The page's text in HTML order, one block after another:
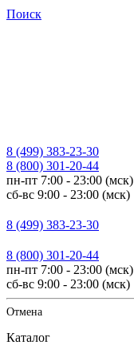
Поиск
8 (499) 383-23-30
8 (800) 301-20-44
пн-пт 7:00 - 23:00 (мск)
сб-вс 9:00 - 23:00 (мск)
8 (499) 383-23-30
8 (800) 301-20-44
пн-пт 7:00 - 23:00 (мск)
сб-вс 9:00 - 23:00 (мск)
Отмена
Каталог